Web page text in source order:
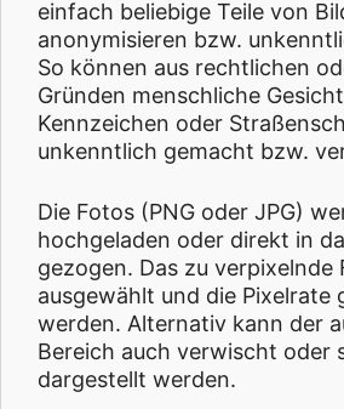
einfach beliebige Teile von
anonymisieren bzw.
So können aus rechtlichen
Gründen menschliche
Kennzeichen oder
unkenntlich gemacht bzw.
Die Fotos (PNG oder JPG)
hochgeladen oder direkt in
gezogen. Das zu verpixelnde
ausgewählt und die Pixelrate
werden. Alternativ kann der
Bereich auch verwischt oder
dargestellt werden.